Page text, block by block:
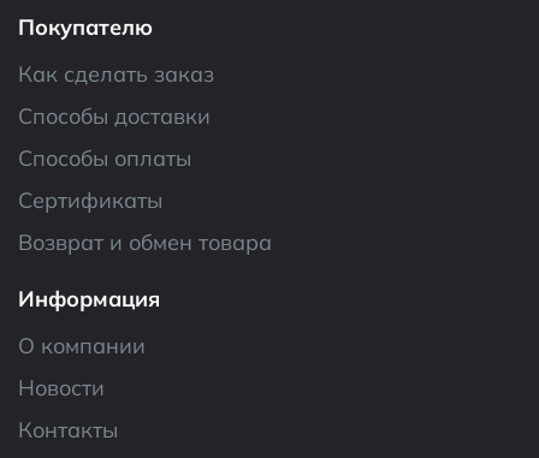
Покупателю
Как сделать заказ
Способы доставки
Способы оплаты
Сертификаты
Возврат и обмен товара
Информация
О компании
Новости
Контакты